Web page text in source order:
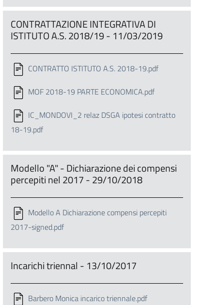
CONTRATTAZIONE INTEGRATIVA DI
ISTITUTO A.S. 2018/19 - 11/03/2019
CONTRATTO ISTITUTO A.S. 2018-19.pdf
MOF 2018-19 PARTE ECONOMICA.pdf
IC_MONDOVI_2 relaz DSGA ipotesi contratto
18-19.pdf
Modello "A" - Dichiarazione dei compensi
percepiti nel 2017 - 29/10/2018
Modello A Dichiarazione compensi percepiti
2017-signed.pdf
Incarichi triennal - 13/10/2017
Barbero Monica incarico triennale.pdf